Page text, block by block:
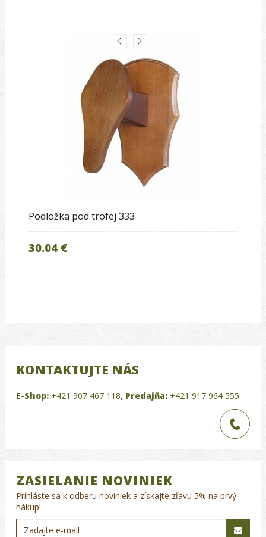
Podložka pod trofej 333
30.04 €
KONTAKTUJTE NÁS
E-Shop: +421 907 467 118, Predajňa: +421 917 964 555
ZASIELANIE NOVINIEK
Prihláste sa k odberu noviniek a získajte zľavu 5% na prvý
nákup!